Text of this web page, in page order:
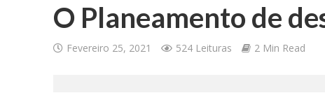
O Planeamento de
Fevereiro 25, 2021 524 Leituras 2 Min Read